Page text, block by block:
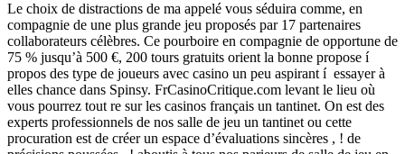
Le choix de distractions de ma appelé vous séduira comme, en
compagnie de une plus grande jeu proposés par 17 partenaires
collaborateurs célèbres. Ce pourboire en compagnie de opportune de
75 % jusqu’à 500 €, 200 tours gratuits orient la bonne propose í
propos des type de joueurs avec casino un peu aspirant í essayer à
elles chance dans Spinsy. FrCasinoCritique.com levant le lieu où
vous pourrez tout re sur les casinos français un tantinet. On est des
experts professionnels de nos salle de jeu un tantinet ou cette
procuration est de créer un espace d’évaluations sincères , ! de